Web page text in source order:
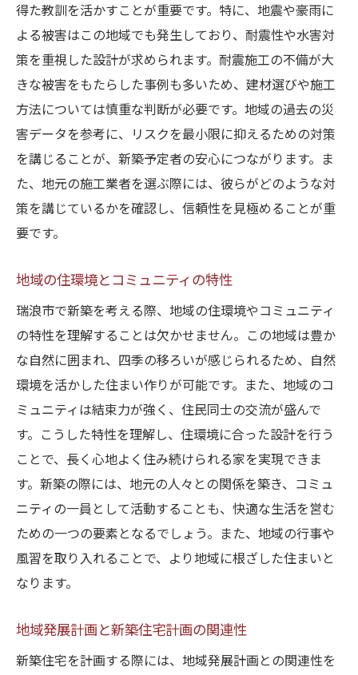
得た教訓を活かすことが重要です。特に、地震や豪雨に
よる被害はこの地域でも発生しており、耐震性や水害対
策を重視した設計が求められます。耐震施工の不備が大
きな被害をもたらした事例も多いため、建材選びや施工
方法については慎重な判断が必要です。地域の過去の災
害データを参考に、リスクを最小限に抑えるための対策
を講じることが、新築予定者の安心につながります。ま
た、地元の施工業者を選ぶ際には、彼らがどのような対
策を講じているかを確認し、信頼性を見極めることが重
要です。
地域の住環境とコミュニティの特性
瑞浪市で新築を考える際、地域の住環境やコミュニティ
の特性を理解することは欠かせません。この地域は豊か
な自然に囲まれ、四季の移ろいが感じられるため、自然
環境を活かした住まい作りが可能です。また、地域のコ
ミュニティは結束力が強く、住民同士の交流が盛んで
す。こうした特性を理解し、住環境に合った設計を行う
ことで、長く心地よく住み続けられる家を実現できま
す。新築の際には、地元の人々との関係を築き、コミュ
ニティの一員として活動することも、快適な生活を営む
ための一つの要素となるでしょう。また、地域の行事や
風習を取り入れることで、より地域に根ざした住まいと
なります。
地域発展計画と新築住宅計画の関連性
新築住宅を計画する際には、地域発展計画との関連性を